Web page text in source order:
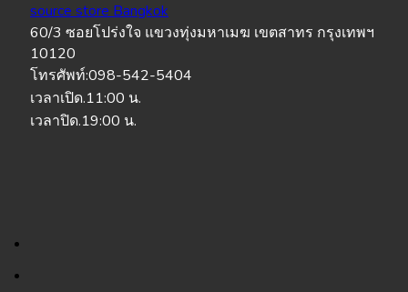
source store Bangkok
60/3 ซอยโปร่งใจ แขวงทุ่งมหาเมฆ เขตสาทร กรุงเทพฯ
10120
โทรศัพท์:098-542-5404
เวลาเปิด.11:00 น.
เวลาปิด.19:00 น.